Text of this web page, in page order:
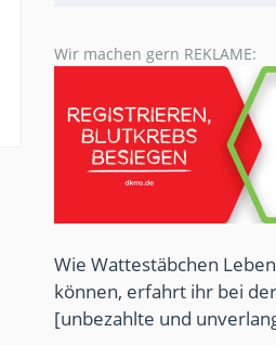
Wir machen gern REKLAME:
Wie Wattestäbchen
können, erfahrt ihr bei der
[unbezahlte und